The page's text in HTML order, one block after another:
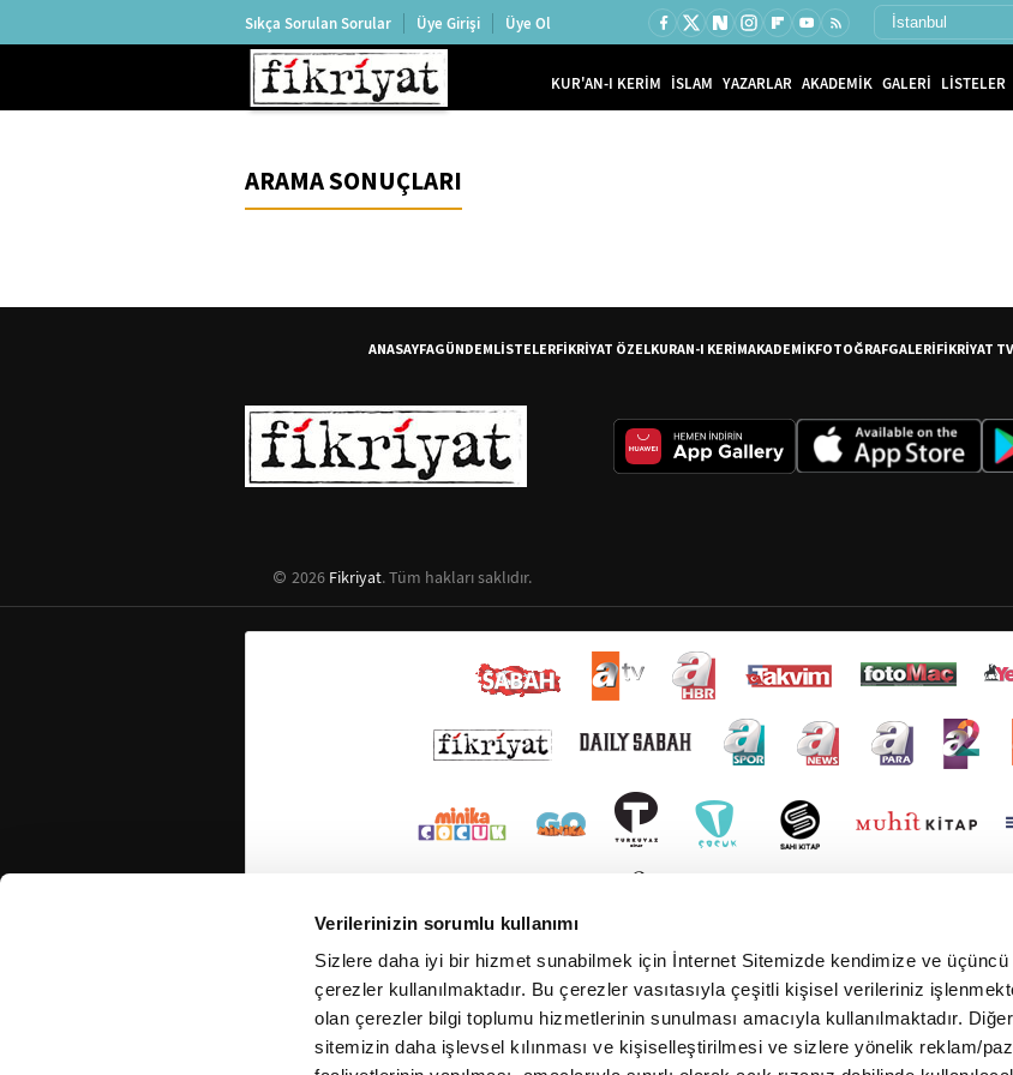
Verilerinizin sorumlu kullanımı
Sizlere daha iyi bir hizmet sunabilmek için İnternet Sitemizde kendimize ve
çerezler kullanılmaktadır. Bu çerezler vasıtasıyla çeşitli kişisel verileriniz
olan çerezler bilgi toplumu hizmetlerinin sunulması amacıyla kullanılmaktadır.
sitemizin daha işlevsel kılınması ve kişiselleştirilmesi ve sizlere yönelik reklam/
Sıkça Sorulan Sorular Üye Girişi Üye Ol
KUR'AN-I KERİM İSLAM YAZARLAR AKADEMİK GALERİ LİSTELER
ARAMA SONUÇLARI
ANASAYFAGÜNDEMLİSTELERFİKRİYAT ÖZELKURAN-I KERİMAKADEMİKFOTOĞRAFGALERİFİKRİYAT TV
2026 Fikriyat. Tüm hakları saklıdır.